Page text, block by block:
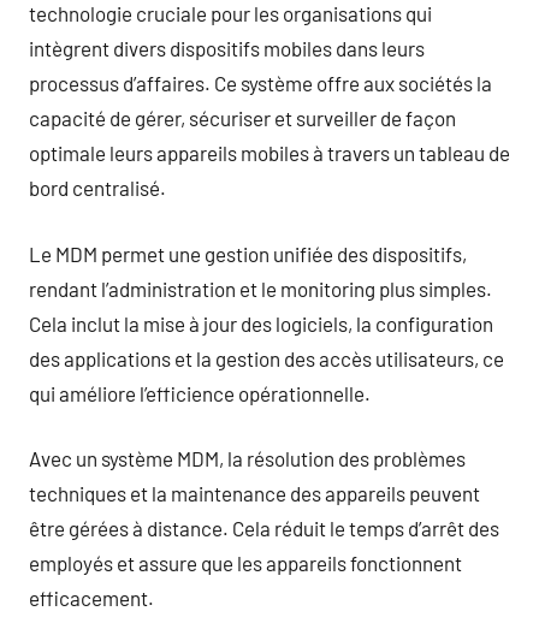
technologie cruciale pour les organisations qui
intègrent divers dispositifs mobiles dans leurs
processus d’affaires. Ce système offre aux sociétés la
capacité de gérer, sécuriser et surveiller de façon
optimale leurs appareils mobiles à travers un tableau de
bord centralisé.
Le MDM permet une gestion unifiée des dispositifs,
rendant l’administration et le monitoring plus simples.
Cela inclut la mise à jour des logiciels, la configuration
des applications et la gestion des accès utilisateurs, ce
qui améliore l’efficience opérationnelle.
Avec un système MDM, la résolution des problèmes
techniques et la maintenance des appareils peuvent
être gérées à distance. Cela réduit le temps d’arrêt des
employés et assure que les appareils fonctionnent
efficacement.